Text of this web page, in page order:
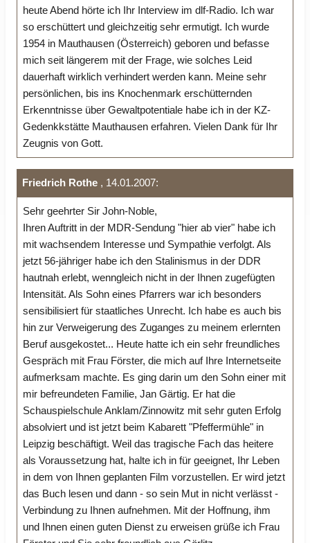
heute Abend hörte ich Ihr Interview im dlf-Radio. Ich war
so erschüttert und gleichzeitig sehr ermutigt. Ich wurde
1954 in Mauthausen (Österreich) geboren und befasse
mich seit längerem mit der Frage, wie solches Leid
dauerhaft wirklich verhindert werden kann. Meine sehr
persönlichen, bis ins Knochenmark erschütternden
Erkenntnisse über Gewaltpotentiale habe ich in der KZ-
Gedenkkstätte Mauthausen erfahren. Vielen Dank für Ihr
Zeugnis von Gott.
Friedrich Rothe , 14.01.2007:
Sehr geehrter Sir John-Noble,
Ihren Auftritt in der MDR-Sendung "hier ab vier" habe ich
mit wachsendem Interesse und Sympathie verfolgt. Als
jetzt 56-jähriger habe ich den Stalinismus in der DDR
hautnah erlebt, wenngleich nicht in der Ihnen zugefügten
Intensität. Als Sohn eines Pfarrers war ich besonders
sensibilisiert für staatliches Unrecht. Ich habe es auch bis
hin zur Verweigerung des Zuganges zu meinem erlernten
Beruf ausgekostet... Heute hatte ich ein sehr freundliches
Gespräch mit Frau Förster, die mich auf Ihre Internetseite
aufmerksam machte. Es ging darin um den Sohn einer mit
mir befreundeten Familie, Jan Gärtig. Er hat die
Schauspielschule Anklam/Zinnowitz mit sehr guten Erfolg
absolviert und ist jetzt beim Kabarett "Pfeffermühle" in
Leipzig beschäftigt. Weil das tragische Fach das heitere
als Voraussetzung hat, halte ich in für geeignet, Ihr Leben
in dem von Ihnen geplanten Film vorzustellen. Er wird jetzt
das Buch lesen und dann - so sein Mut in nicht verlässt -
Verbindung zu Ihnen aufnehmen. Mit der Hoffnung, ihm
und Ihnen einen guten Dienst zu erweisen grüße ich Frau